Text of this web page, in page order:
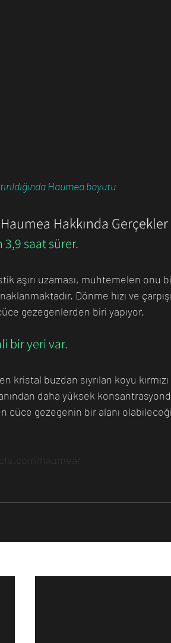
Haumea boyutu
Hakkında Gerçekler
saat sürer.
aşırı uzaması, muhtemelen onu
Dönme hızı ve
gezegenlerden biri yapıyor.
bir yeri var.
kristal buzdan sıyrılan koyu
daha yüksek
cüce gezegenin bir alanı
haumea/